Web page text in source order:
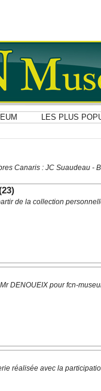
LES PLUS
Canaris : JC Suaudeau -
de la collection
DENOUEIX pour fcn-
réalisée avec la